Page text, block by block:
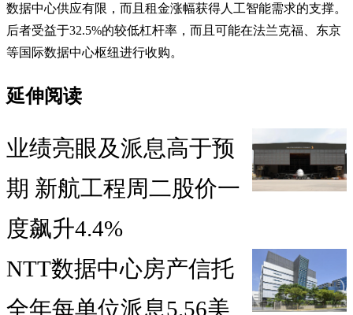
数据中心供应有限，而且租金涨幅获得人工智能需求的支撑。
后者受益于32.5%的较低杠杆率，而且可能在法兰克福、东京
等国际数据中心枢纽进行收购。
延伸阅读
业绩亮眼及派息高于预
期 新航工程周二股价一
度飙升4.4%
NTT数据中心房产信托
全年每单位派息5.56美